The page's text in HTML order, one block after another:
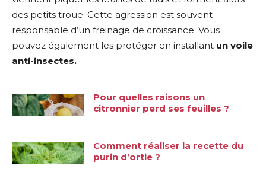
des petits troue. Cette agression est souvent
responsable d’un freinage de croissance. Vous
pouvez également les protéger en installant un voile
anti-insectes.
Pour quelles raisons un
citronnier perd ses feuilles ?
Comment réaliser la recette du
purin d’ortie ?